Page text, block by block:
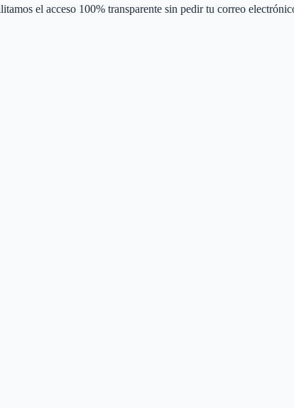
el acceso 100% transparente sin pedir tu correo